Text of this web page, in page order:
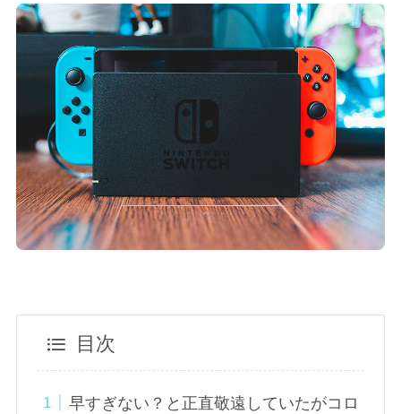
目次
早すぎない？と正直敬遠していたがコロ